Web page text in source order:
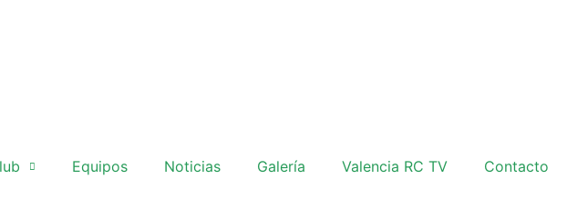
Equipos Noticias Galería Valencia RC TV Contacto